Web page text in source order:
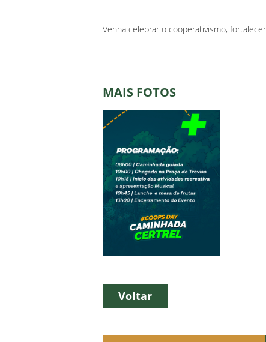
Venha celebrar o cooperativismo,
MAIS FOTOS
Voltar